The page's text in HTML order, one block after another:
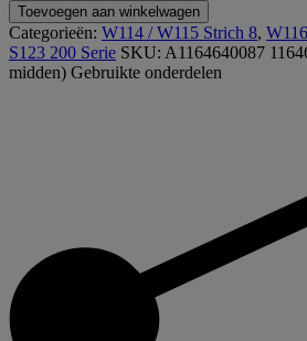
Toevoegen aan winkelwagen
Categorieën: W114 / W115 Strich 8,
S123 200 Serie SKU: A1164640087
midden) Gebruikte onderdelen